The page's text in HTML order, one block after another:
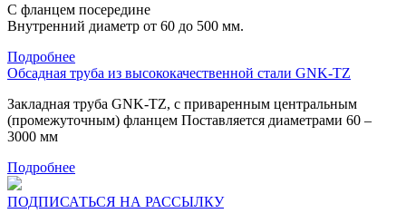
С фланцем посередине
Внутренний диаметр от 60 до 500 мм.
Подробнее
Обсадная труба из высококачественной стали GNK-TZ
Закладная труба GNK-TZ, с приваренным центральным
(промежуточным) фланцем Поставляется диаметрами 60 –
3000 мм
Подробнее
ПОДПИСАТЬСЯ НА РАССЫЛКУ